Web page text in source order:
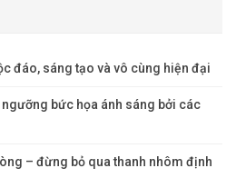
đáo, sáng tạo và vô cùng hiện đại
bức họa ánh sáng bởi các
– đừng bỏ qua thanh nhôm định